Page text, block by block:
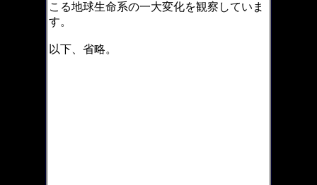
こる地球生命系の一大変化を観察していま
す。
以下、省略。